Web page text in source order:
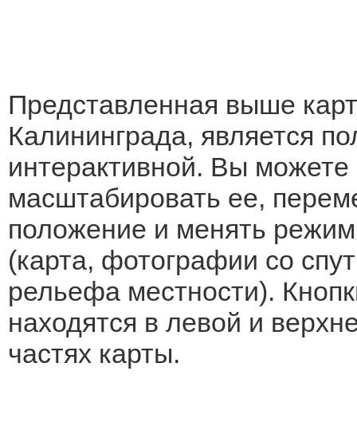
Представленная выше
Калининграда, является
интерактивной. Вы можете
масштабировать ее,
положение и менять
(карта, фотографии со
рельефа местности).
находятся в левой и
частях карты.